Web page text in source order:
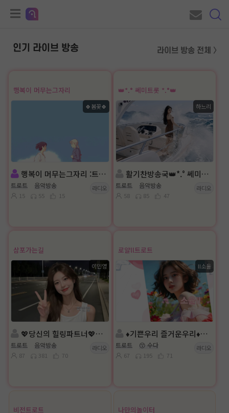
인기 라이브 방송 라이브 방송 전체 〉
행복이 머무는그자리
🍀봄꽃🍀
행복이 머무는그자리 :트로트
트로트 음악방송
15 55 15
라디오
👑*.° 쎄미트롯 *.°👑
하느리
활기찬방송국👑*.° 쎄미트롯 *.°👑진행: 하느리👑담:은 비
트로트 음악방송
58 85 47
라디오
삼포가는길
이민영
💖당신의 힐링파트너💖진행◈: 이민영 담: ◈ 양양바다
트로트 음악방송
87 381 70
라디오
로얄ll트로트
ll소율
♦️기쁜우리 즐거운우리♦️진행:ll소율 :담 ll물결💦
트로트 😙 수다
67 195 71
라디오
비전트로트 나만의놀이터